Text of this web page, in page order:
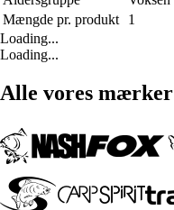
Mængde pr. produkt
1
Loading...
Loading...
Alle vores mærker